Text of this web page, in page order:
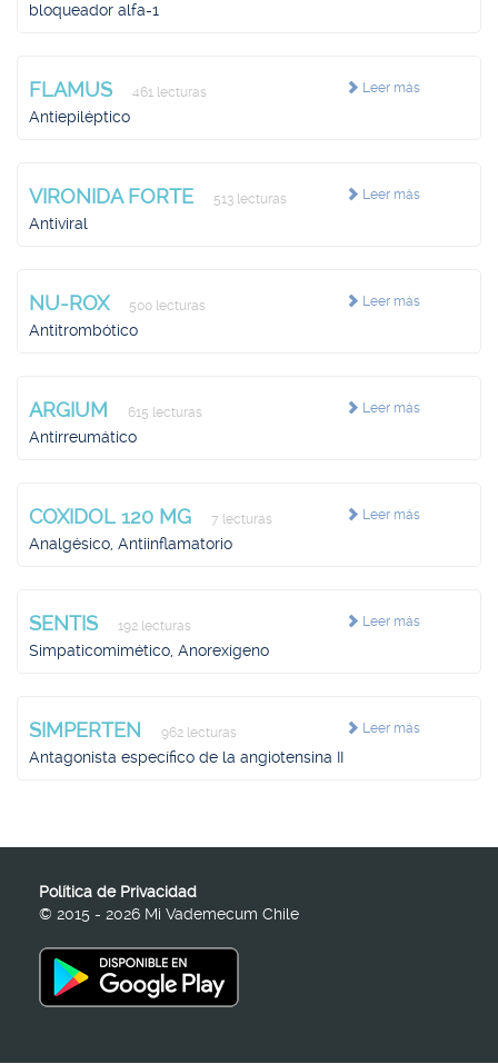
bloqueador alfa-1
Leer más
FLAMUS 461 lecturas
Antiepiléptico
Leer más
VIRONIDA FORTE 513 lecturas
Antiviral
Leer más
NU-ROX 500 lecturas
Antitrombótico
Leer más
ARGIUM 615 lecturas
Antirreumático
Leer más
COXIDOL 120 MG 7 lecturas
Analgésico, Antiinflamatorio
Leer más
SENTIS 192 lecturas
Simpaticomimético, Anorexígeno
Leer más
SIMPERTEN 962 lecturas
Antagonista específico de la angiotensina II
Política de Privacidad
© 2015 - 2026 Mi Vademecum Chile